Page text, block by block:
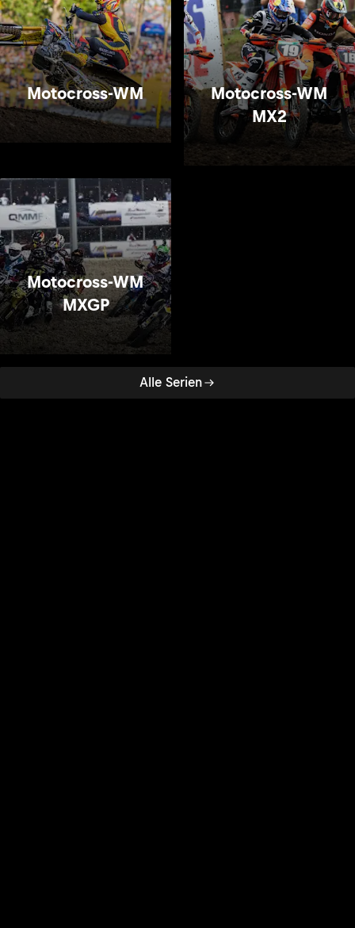
Alle Serien
Motocross-WM
Motocross-WM
MX2
Motocross-WM
MXGP